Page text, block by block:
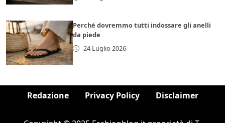
Perché dovremmo tutti indossare gli anelli
da piede
24 Luglio 2026
Redazione Privacy Policy Disclaimer